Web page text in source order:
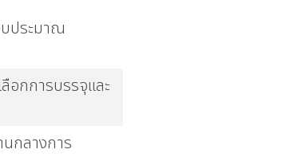
ประมาณ
อกการบรรจุและ
กลางการ